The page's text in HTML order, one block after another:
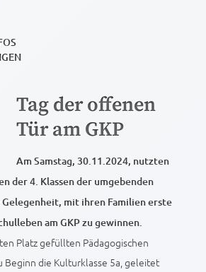
Tag der offenen
Tür am GKP
Am Samstag, 30.11.2024, nutzten
der 4. Klassen der umgebenden
mit ihren Familien erste
am GKP zu gewinnen.
Platz gefüllten Pädagogischen
Beginn die Kulturklasse 5a, geleitet